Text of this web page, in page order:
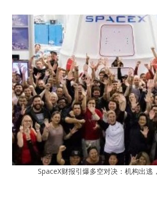
SpaceX财报引爆多空对决：机构出逃